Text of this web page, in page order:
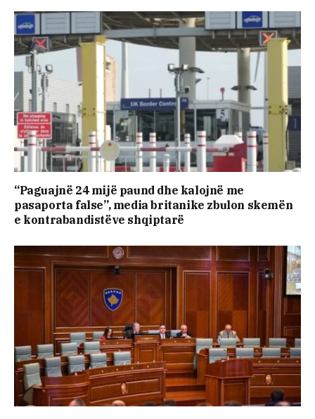
“Paguajnë 24 mijë paund dhe kalojnë me
pasaporta false”, media britanike zbulon skemën
e kontrabandistëve shqiptarë